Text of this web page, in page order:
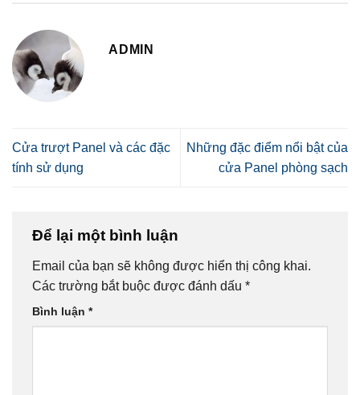
ADMIN
Cửa trượt Panel và các đặc
tính sử dụng
Những đặc điểm nổi bật của
cửa Panel phòng sạch
Để lại một bình luận
Email của bạn sẽ không được hiển thị công khai.
Các trường bắt buộc được đánh dấu *
Bình luận *